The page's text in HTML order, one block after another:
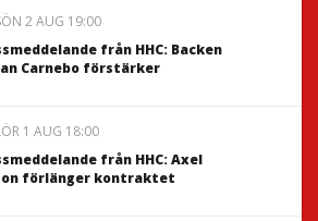
2 AUG 19:00
från HHC: Backen
Carnebo förstärker
1 AUG 18:00
från HHC: Axel
förlänger kontraktet